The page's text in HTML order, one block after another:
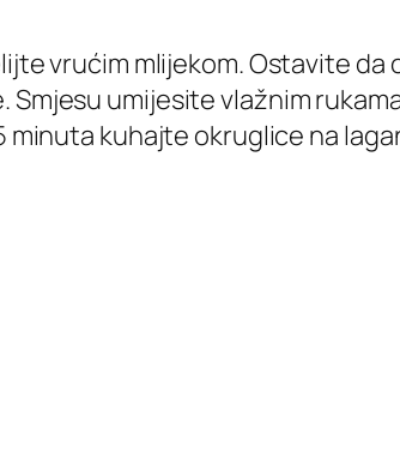
vrućim mlijekom. Ostavite
Smjesu umijesite vlažnim
minuta kuhajte okruglice na